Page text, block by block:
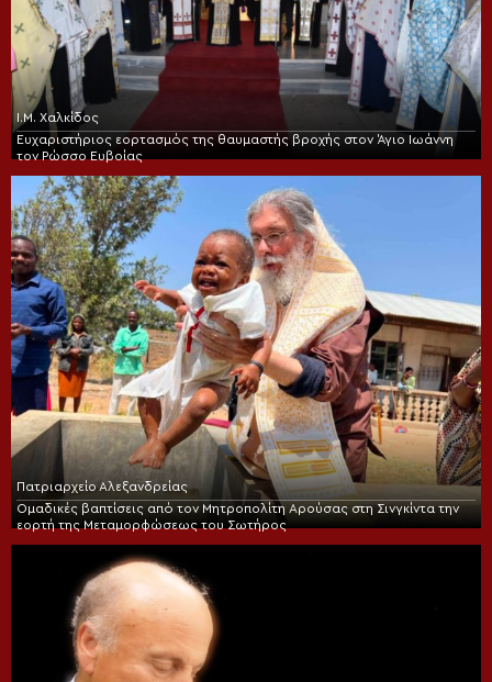
Ι.Μ. Χαλκίδος
Ευχαριστήριος εορτασμός της θαυμαστής βροχής στον Άγιο Ιωάννη
τον Ρώσσο Ευβοίας
Πατριαρχείο Αλεξανδρείας
Ομαδικές βαπτίσεις από τον Μητροπολίτη Αρούσας στη Σινγκίντα την
εορτή της Μεταμορφώσεως του Σωτήρος